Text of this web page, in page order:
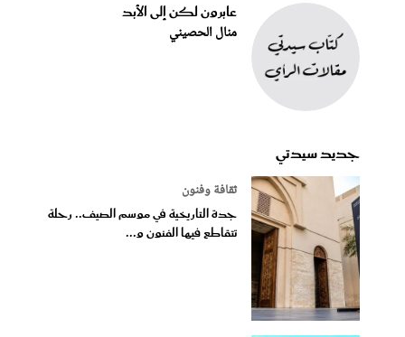
عابرون لكن إلى الأبد
منال الحصيني
جديد سيدتي
ثقافة وفنون
جدة التاريخية في موسم الصيف.. رحلة
تتقاطع فيها الفنون و...